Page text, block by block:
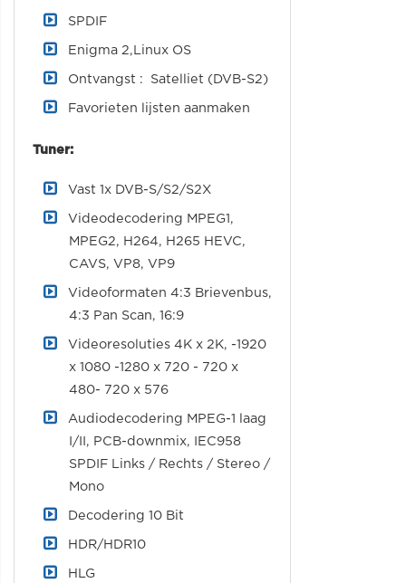
SPDIF
Enigma 2,Linux OS
Ontvangst : Satelliet (DVB-S2)
Favorieten lijsten aanmaken
Tuner:
Vast 1x DVB-S/S2/S2X
Videodecodering MPEG1,
MPEG2, H264, H265 HEVC,
CAVS, VP8, VP9
Videoformaten 4:3 Brievenbus,
4:3 Pan Scan, 16:9
Videoresoluties 4K x 2K, -1920
x 1080 -1280 x 720 - 720 x
480- 720 x 576
Audiodecodering MPEG-1 laag
I/II, PCB-downmix, IEC958
SPDIF Links / Rechts / Stereo /
Mono
Decodering 10 Bit
HDR/HDR10
HLG